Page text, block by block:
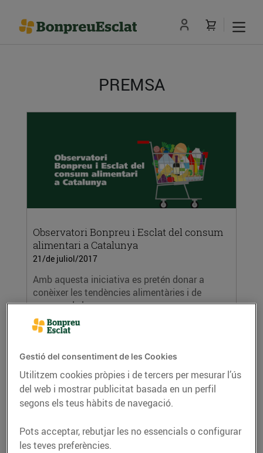
PREMSA
Observatori Bonpreu i Esclat del consum
alimentari a Catalunya
21/de juliol/2017
Amb aquesta iniciativa es pretén donar a
conèixer les tendències alimentàries i de
consum de les...
LLEGIR MÉS
Gestió del consentiment de les Cookies
Utilitzem cookies pròpies i de tercers per mesurar l’ús
del web i mostrar publicitat basada en un perfil
segons els teus hàbits de navegació.
Pots acceptar, rebutjar les no essencials o configurar
les teves preferències.